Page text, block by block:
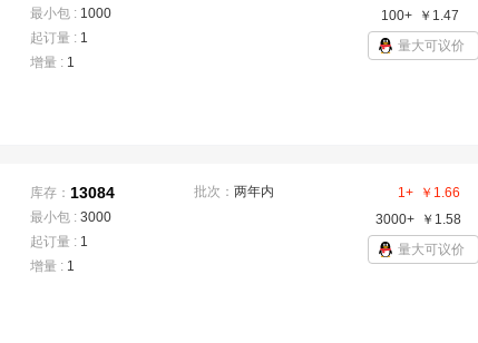
最小包 : 1000
起订量 : 1
增量 : 1
100+
￥ 1.47
量大可议价
库存： 13084
最小包 :3000
起订量 : 1
增量 : 1
批次： 两年内 1+ ￥ 1.66
3000+
￥ 1.58
量大可议价